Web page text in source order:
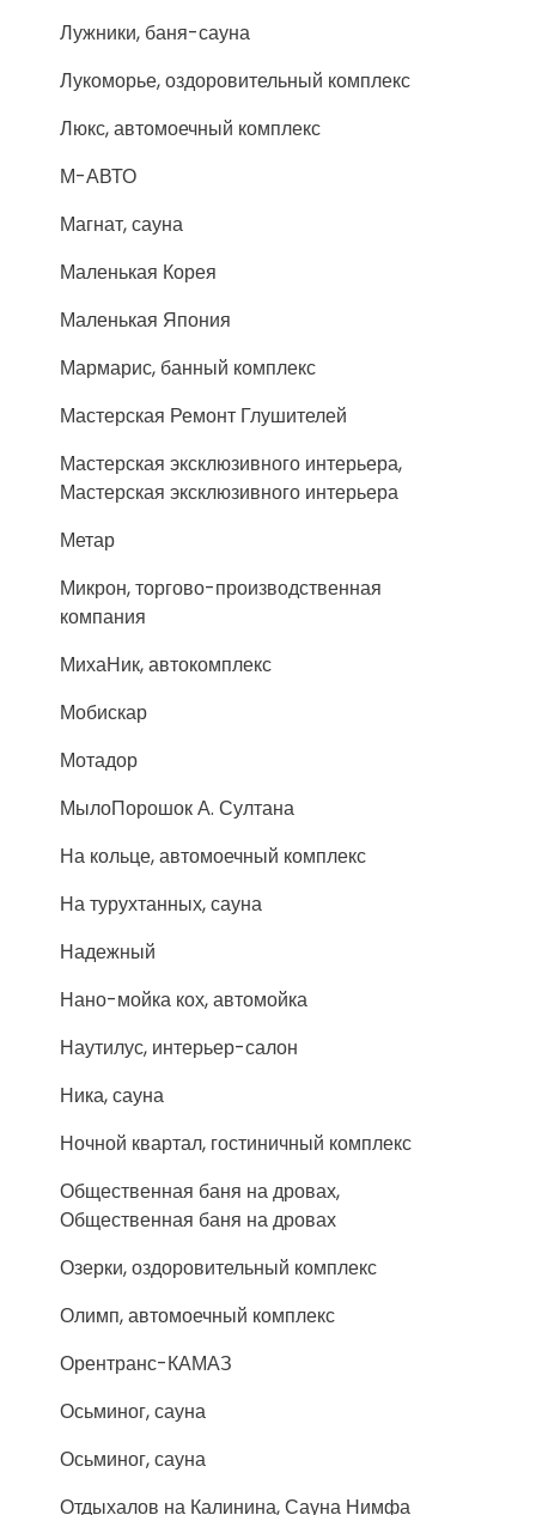
Лужники, баня-сауна
Лукоморье, оздоровительный комплекс
Люкс, автомоечный комплекс
М-АВТО
Магнат, сауна
Маленькая Корея
Маленькая Япония
Мармарис, банный комплекс
Мастерская Ремонт Глушителей
Мастерская эксклюзивного интерьера,
Мастерская эксклюзивного интерьера
Метар
Микрон, торгово-производственная
компания
МихаНик, автокомплекс
Мобискар
Мотадор
МылоПорошок А. Султана
На кольце, автомоечный комплекс
На турухтанных, сауна
Надежный
Нано-мойка кох, автомойка
Наутилус, интерьер-салон
Ника, сауна
Ночной квартал, гостиничный комплекс
Общественная баня на дровах,
Общественная баня на дровах
Озерки, оздоровительный комплекс
Олимп, автомоечный комплекс
Орентранс-КАМАЗ
Осьминог, сауна
Осьминог, сауна
Отдыхалов на Калинина, Сауна Нимфа